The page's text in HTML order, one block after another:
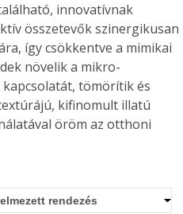
innovatívnak
összetevők szinergikusan
így csökkentve a mimikai
növelik a mikro-
tömörítik és
kifinomult illatú
öröm az otthoni
rendezés